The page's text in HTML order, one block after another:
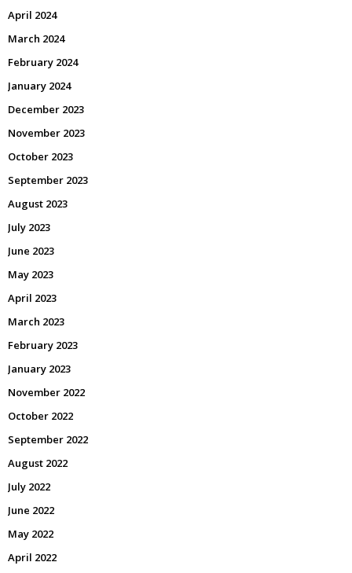
April 2024
March 2024
February 2024
January 2024
December 2023
November 2023
October 2023
September 2023
August 2023
July 2023
June 2023
May 2023
April 2023
March 2023
February 2023
January 2023
November 2022
October 2022
September 2022
August 2022
July 2022
June 2022
May 2022
April 2022